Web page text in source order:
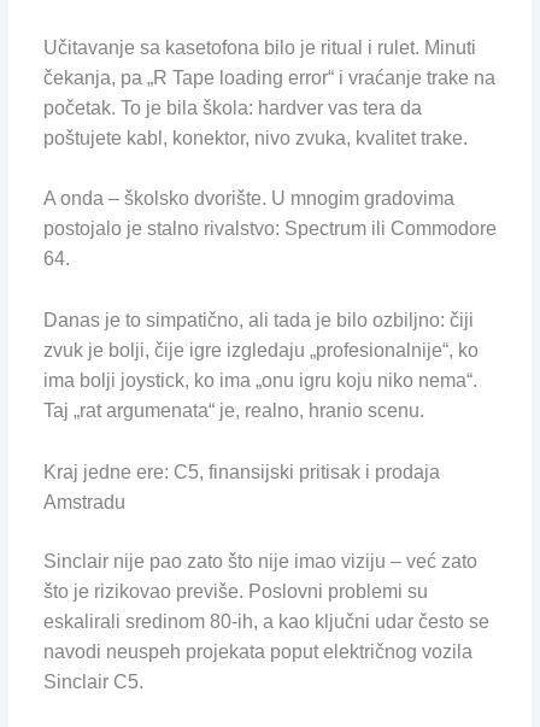
Učitavanje sa kasetofona bilo je ritual i rulet. Minuti
čekanja, pa „R Tape loading error“ i vraćanje trake na
početak. To je bila škola: hardver vas tera da
poštujete kabl, konektor, nivo zvuka, kvalitet trake.
A onda – školsko dvorište. U mnogim gradovima
postojalo je stalno rivalstvo: Spectrum ili Commodore
64.
Danas je to simpatično, ali tada je bilo ozbiljno: čiji
zvuk je bolji, čije igre izgledaju „profesionalnije“, ko
ima bolji joystick, ko ima „onu igru koju niko nema“.
Taj „rat argumenata“ je, realno, hranio scenu.
Kraj jedne ere: C5, finansijski pritisak i prodaja
Amstradu
Sinclair nije pao zato što nije imao viziju – već zato
što je rizikovao previše. Poslovni problemi su
eskalirali sredinom 80-ih, a kao ključni udar često se
navodi neuspeh projekata poput električnog vozila
Sinclair C5.